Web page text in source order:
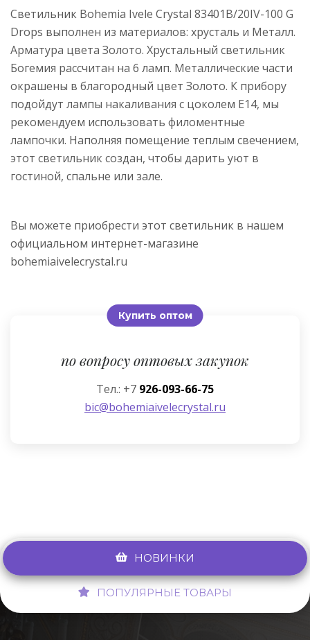
Светильник Bohemia Ivele Crystal 83401B/20IV-100 G
Drops выполнен из материалов: хрусталь и Металл.
Арматура цвета Золото. Хрустальный светильник
Богемия рассчитан на 6 ламп. Металлические части
окрашены в благородный цвет Золото. К прибору
подойдут лампы накаливания с цоколем E14, мы
рекомендуем использовать филоментные
лампочки. Наполняя помещение теплым свечением,
этот светильник создан, чтобы дарить уют в
гостиной, спальне или зале.
Вы можете приобрести этот светильник в нашем
официальном интернет-магазине
bohemiaivelecrystal.ru
Купить оптом
по вопросу оптовых закупок
Тел.: +7 926-093-66-75
bic@bohemiaivelecrystal.ru
НОВИНКИ
ПОПУЛЯРНЫЕ ТОВАРЫ